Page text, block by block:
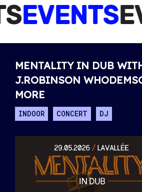
EVENTS
MENTALITY IN DUB
J.ROBINSON
MORE
INDOOR CONCERT DJ